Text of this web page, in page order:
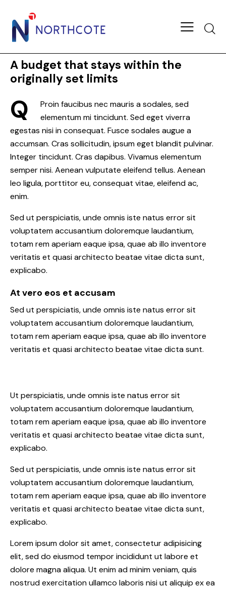
A budget that stays within the
originally set limits
Q
Proin faucibus nec mauris a sodales, sed
elementum mi tincidunt. Sed eget viverra
egestas nisi in consequat. Fusce sodales augue a
accumsan. Cras sollicitudin, ipsum eget blandit pulvinar.
Integer tincidunt. Cras dapibus. Vivamus elementum
semper nisi. Aenean vulputate eleifend tellus. Aenean
leo ligula, porttitor eu, consequat vitae, eleifend ac,
enim.
Sed ut perspiciatis, unde omnis iste natus error sit
voluptatem accusantium doloremque laudantium,
totam rem aperiam eaque ipsa, quae ab illo inventore
veritatis et quasi architecto beatae vitae dicta sunt,
explicabo.
At vero eos et accusam
Sed ut perspiciatis, unde omnis iste natus error sit
voluptatem accusantium doloremque laudantium,
totam rem aperiam eaque ipsa, quae ab illo inventore
veritatis et quasi architecto beatae vitae dicta sunt.
Ut perspiciatis, unde omnis iste natus error sit
voluptatem accusantium doloremque laudantium,
totam rem aperiam eaque ipsa, quae ab illo inventore
veritatis et quasi architecto beatae vitae dicta sunt,
explicabo.
Sed ut perspiciatis, unde omnis iste natus error sit
voluptatem accusantium doloremque laudantium,
totam rem aperiam eaque ipsa, quae ab illo inventore
veritatis et quasi architecto beatae vitae dicta sunt,
explicabo.
Lorem ipsum dolor sit amet, consectetur adipisicing
elit, sed do eiusmod tempor incididunt ut labore et
dolore magna aliqua. Ut enim ad minim veniam, quis
nostrud exercitation ullamco laboris nisi ut aliquip ex ea